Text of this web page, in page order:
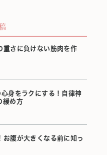
重さに負けない筋肉を作
身をラクにする！自律神
緩め方
腹が大きくなる前に知っ